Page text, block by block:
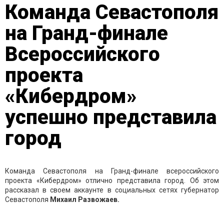
Команда Севастополя
на Гранд-финале
Всероссийского
проекта
«Кибердром»
успешно представила
город
Команда Севастополя на Гранд-финале всероссийского
проекта «Кибердром» отлично представила город. Об этом
рассказал в своем аккаунте в социальных сетях губернатор
Севастополя Михаил Развожаев.